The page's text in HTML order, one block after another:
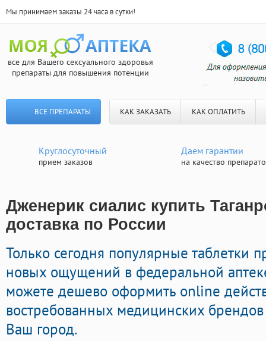
Мы принимаем заказы 24 часа в сутки!
все для Вашего сексуального здоровья
препараты для повышения потенции
ВСЕ ПРЕПАРАТЫ КАК ЗАКАЗАТЬ КАК ОПЛАТИТЬ
Круглосуточный
прием заказов
Даем гарантии
на качество
Дженерик сиалис купить
доставка по России
Только сегодня популярные таблетки
новых ощущений в федеральной
можете дешево оформить online
востребованных медицинских
Ваш город.